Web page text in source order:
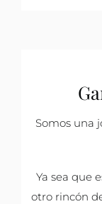
Somos una
Ya sea que
otro rincón